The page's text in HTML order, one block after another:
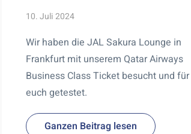
10. Juli 2024
Wir haben die JAL Sakura Lounge in
Frankfurt mit unserem Qatar Airways
Business Class Ticket besucht und für
euch getestet.
Ganzen Beitrag lesen